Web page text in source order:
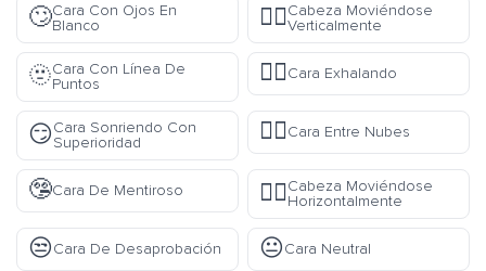
🙄Cara Con Ojos En
Blanco
🙂‍↕️Cabeza Moviéndose
Verticalmente
🫥Cara Con Línea De
Puntos
😮‍💨Cara Exhalando
😏Cara Sonriendo Con
Superioridad
😶‍🌫️Cara Entre Nubes
🤥Cara De Mentiroso 🙂‍↔️Cabeza Moviéndose
Horizontalmente
😒Cara De Desaprobación 😐Cara Neutral